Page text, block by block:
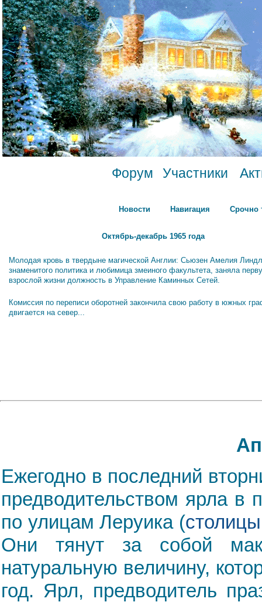
Форум Участники
Новости Навигация Срочно
Октябрь-декабрь 1965 года
Молодая кровь в твердыне магической Англии: Сьюзен Амелия
знаменитого политика и любимица змеиного факультета, заняла
взрослой жизни должность в Управление Каминных Сетей.
Комиссия по переписи оборотней закончила свою работу в южных
двигается на север...
Ежегодно в последний
предводительством ярла в
по улицам Леруика (
Они тянут за собой
натуральную величину,
год. Ярл, предводитель